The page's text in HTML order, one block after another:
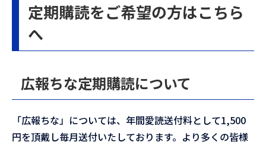
定期購読をご希望の方はこちら
へ
広報ちな定期購読について
「広報ちな」については、年間愛読送付料として1,500
円を頂戴し毎月送付いたしております。より多くの皆様